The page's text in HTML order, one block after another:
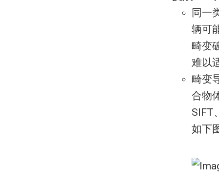
同一
辆可
畸变
难以
畸变
合物
SIFT
如下